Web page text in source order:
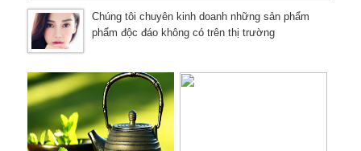
Chúng tôi chuyên kinh doanh những sản phẩm
phẩm độc đáo không có trên thị trường